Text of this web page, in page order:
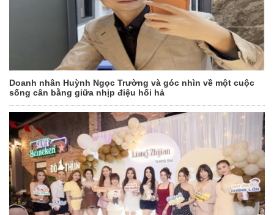
Doanh nhân Huỳnh Ngọc Trường và góc nhìn về một cuộc
sống cân bằng giữa nhịp điệu hối hả